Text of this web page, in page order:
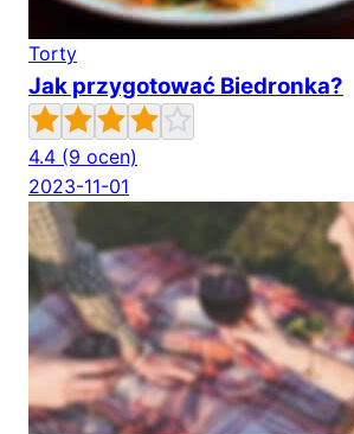
Torty
Jak przygotować Biedronka?
4.4 (9 ocen)
2023-11-01